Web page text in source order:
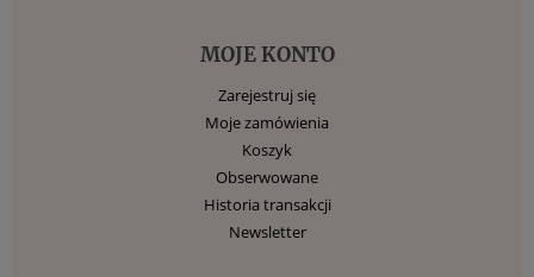
MOJE KONTO
Zarejestruj się
Moje zamówienia
Koszyk
Obserwowane
Historia transakcji
Newsletter